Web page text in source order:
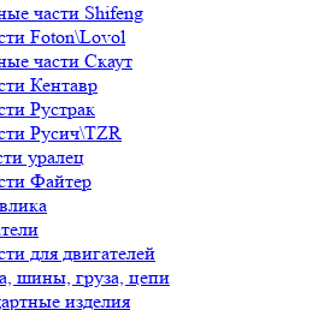
части Shifeng
Foton\Lovol
части Скаут
Кентавр
Рустрак
Русич\TZR
уралец
Файтер
для двигателей
шины, груза, цепи
изделия